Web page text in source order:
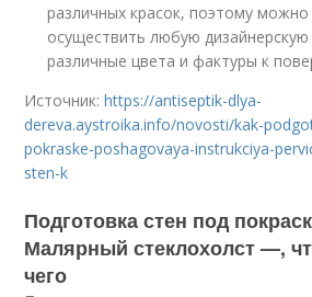
различных красок, поэтому можно
осуществить любую
различные цвета и фактуры к
Источник:https://antiseptik-dlya-
dereva.aystroika.info/novosti/kak-
pokraske-poshagovaya-instrukciya-
sten-k
Подготовка стен под
Малярный стеклохолст —,
чего